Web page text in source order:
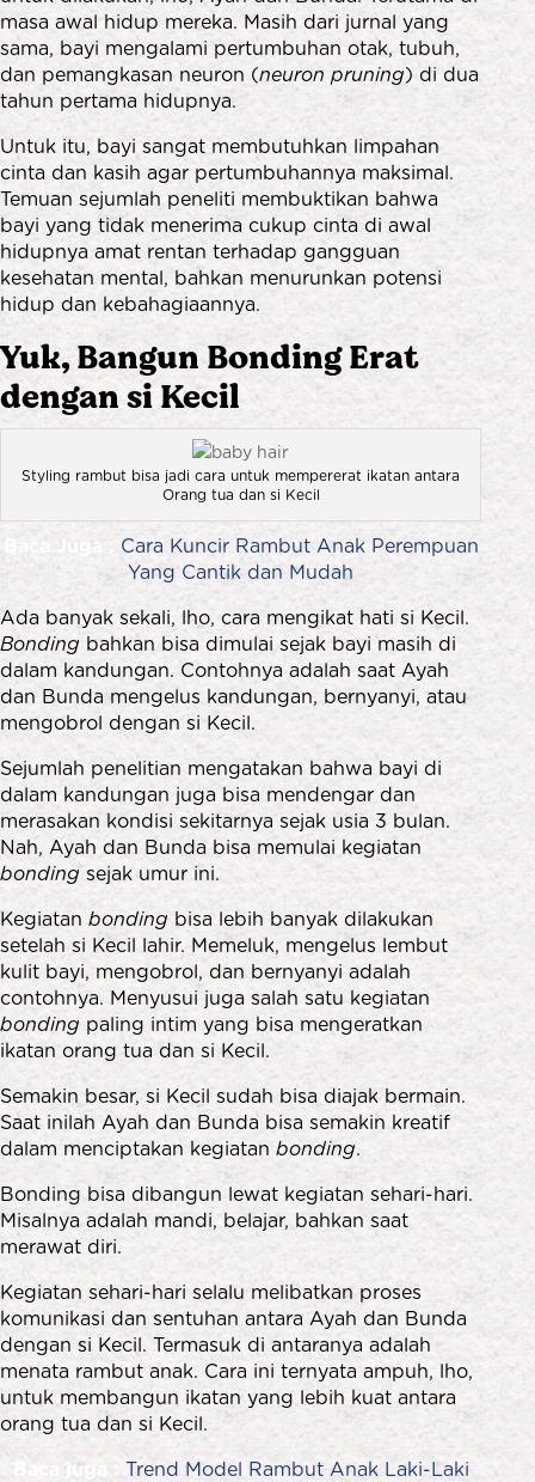
masa awal hidup mereka. Masih dari jurnal yang
sama, bayi mengalami pertumbuhan otak, tubuh,
dan pemangkasan neuron (neuron pruning) di dua
tahun pertama hidupnya.
Untuk itu, bayi sangat membutuhkan limpahan
cinta dan kasih agar pertumbuhannya maksimal.
Temuan sejumlah peneliti membuktikan bahwa
bayi yang tidak menerima cukup cinta di awal
hidupnya amat rentan terhadap gangguan
kesehatan mental, bahkan menurunkan potensi
hidup dan kebahagiaannya.
Yuk, Bangun Bonding Erat
dengan si Kecil
Styling rambut bisa jadi cara untuk mempererat ikatan antara
Orang tua dan si Kecil
Baca Juga : Cara Kuncir Rambut Anak Perempuan
Yang Cantik dan Mudah
Ada banyak sekali, lho, cara mengikat hati si Kecil.
Bonding bahkan bisa dimulai sejak bayi masih di
dalam kandungan. Contohnya adalah saat Ayah
dan Bunda mengelus kandungan, bernyanyi, atau
mengobrol dengan si Kecil.
Sejumlah penelitian mengatakan bahwa bayi di
dalam kandungan juga bisa mendengar dan
merasakan kondisi sekitarnya sejak usia 3 bulan.
Nah, Ayah dan Bunda bisa memulai kegiatan
bonding sejak umur ini.
Kegiatan bonding bisa lebih banyak dilakukan
setelah si Kecil lahir. Memeluk, mengelus lembut
kulit bayi, mengobrol, dan bernyanyi adalah
contohnya. Menyusui juga salah satu kegiatan
bonding paling intim yang bisa mengeratkan
ikatan orang tua dan si Kecil.
Semakin besar, si Kecil sudah bisa diajak bermain.
Saat inilah Ayah dan Bunda bisa semakin kreatif
dalam menciptakan kegiatan bonding.
Bonding bisa dibangun lewat kegiatan sehari-hari.
Misalnya adalah mandi, belajar, bahkan saat
merawat diri.
Kegiatan sehari-hari selalu melibatkan proses
komunikasi dan sentuhan antara Ayah dan Bunda
dengan si Kecil. Termasuk di antaranya adalah
menata rambut anak. Cara ini ternyata ampuh, lho,
untuk membangun ikatan yang lebih kuat antara
orang tua dan si Kecil.
Baca juga : Trend Model Rambut Anak Laki-Laki